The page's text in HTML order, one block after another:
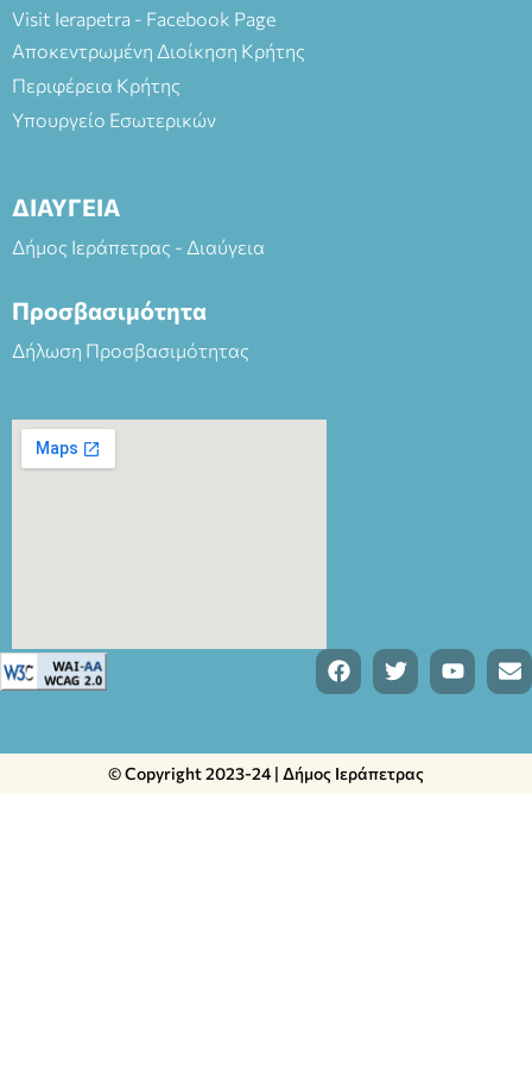
Visit Ierapetra - Facebook Page
Αποκεντρωμένη Διοίκηση Κρήτης
Περιφέρεια Κρήτης
Υπουργείο Εσωτερικών
ΔΙΑΥΓΕΙΑ
Δήμος Ιεράπετρας - Διαύγεια
Προσβασιμότητα
Δήλωση Προσβασιμότητας
© Copyright 2023-24 | Δήμος Ιεράπετρας